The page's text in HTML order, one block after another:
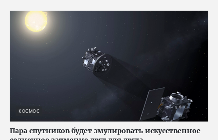
КОСМОС
Пара спутников будет эмулировать искусственное